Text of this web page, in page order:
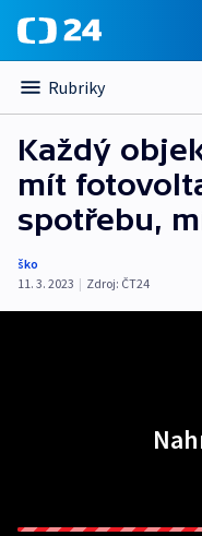
Rubriky
Každý
mít
spotřebu,
ško
11. 3. 2023 | Zdroj: ČT24